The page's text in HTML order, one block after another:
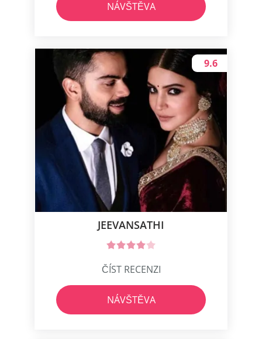
NÁVŠTĚVA
JEEVANSATHI
9.6
ČÍST RECENZI
NÁVŠTĚVA